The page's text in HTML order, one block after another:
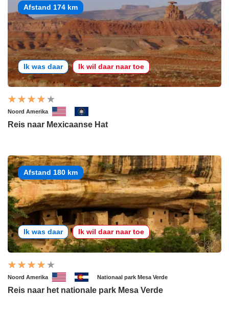
Afstand 174 km
Ik was daar Ik wil daar naar toe
Noord Amerika
Reis naar Mexicaanse Hat
Afstand 180 km
Ik was daar Ik wil daar naar toe
Noord Amerika Nationaal park Mesa Verde
Reis naar het nationale park Mesa Verde